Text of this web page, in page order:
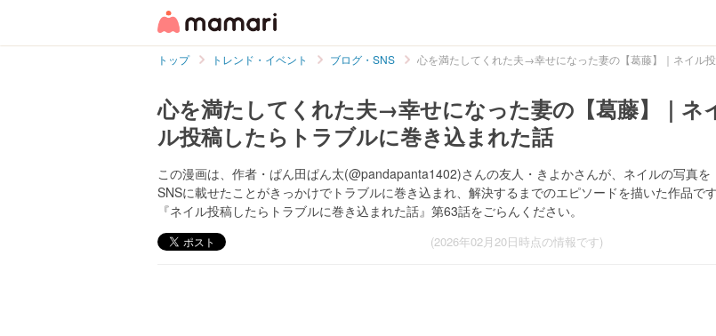
トップ トレンド・イベント ブログ・SNS 心を満たしてくれた夫→幸せになった妻の【葛藤】｜ネイル
心を満たしてくれた夫→幸せになった妻の【葛藤】｜ネ
ル投稿したらトラブルに巻き込まれた話
この漫画は、作者・ぱん田ぱん太(@pandapanta1402)さんの友人・きよかさんが、ネイルの写真を
SNSに載せたことがきっかけでトラブルに巻き込まれ、解決するまでのエピソードを描いた作品です
『ネイル投稿したらトラブルに巻き込まれた話』第63話をごらんください。
(2026年02月20日時点の情報です)